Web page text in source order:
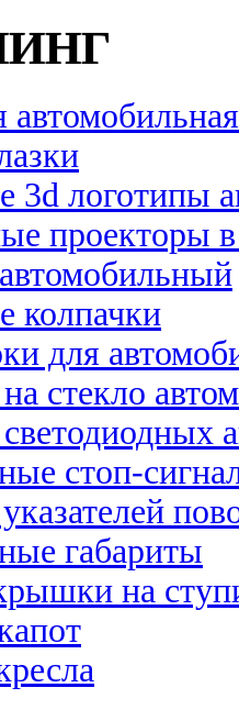
3d логотипы
проекторы
колпачки
для
стекло
стоп-
габариты
на